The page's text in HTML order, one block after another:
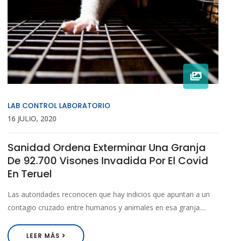
LAB CONTROL LABORATORIO
16 JULIO, 2020
Sanidad Ordena Exterminar Una Granja
De 92.700 Visones Invadida Por El Covid
En Teruel
Las autoridades reconocen que hay indicios que apuntan a un
contagio cruzado entre humanos y animales en esa granja....
LEER MÁS